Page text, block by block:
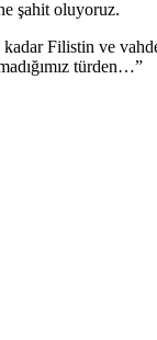
şahit oluyoruz.
Filistin ve
türden…”